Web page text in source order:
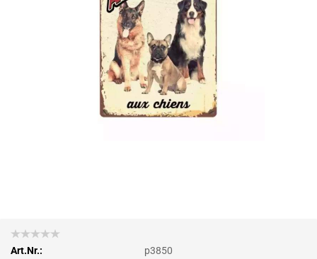
Art.Nr.:
p3850